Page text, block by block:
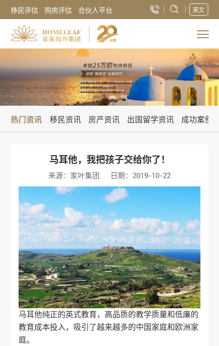
移民评估 购房评估 合伙人平台 英文
热门资讯 移民资讯 房产资讯 出国留学资讯 成功案例
马耳他，我把孩子交给你了！
来源：家叶集团 日期：2019-10-22
马耳他纯正的英式教育，高品质的教学质量和低廉的
教育成本投入，吸引了越来越多的中国家庭和欧洲家
庭。